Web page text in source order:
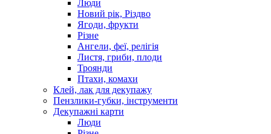
Люди
Новий рік, Різдво
Ягоди, фрукти
Різне
Ангели, феї, релігія
Листя, гриби, плоди
Троянди
Птахи, комахи
Клей, лак для декупажу
Пензлики-губки, інструменти
Декупажні карти
Люди